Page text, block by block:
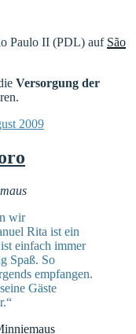
Paulo II (PDL) auf São
Versorgung der
2009
wir
Rita ist ein
einfach immer
Spaß. So
empfangen.
Gäste